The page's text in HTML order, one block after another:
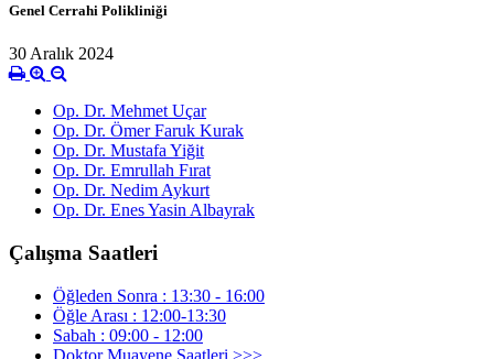
Genel Cerrahi Polikliniği
30 Aralık 2024
Op. Dr. Mehmet Uçar
Op. Dr. Ömer Faruk Kurak
Op. Dr. Mustafa Yiğit
Op. Dr. Emrullah Fırat
Op. Dr. Nedim Aykurt
Op. Dr. Enes Yasin Albayrak
Çalışma Saatleri
Öğleden Sonra : 13:30 - 16:00
Öğle Arası : 12:00-13:30
Sabah : 09:00 - 12:00
Doktor Muayene Saatleri >>>